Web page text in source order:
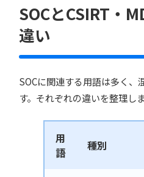
SOCとCSIRT・
違い
SOCに関連する用語は多く、
す。それぞれの違いを整理しま
用
語
種別